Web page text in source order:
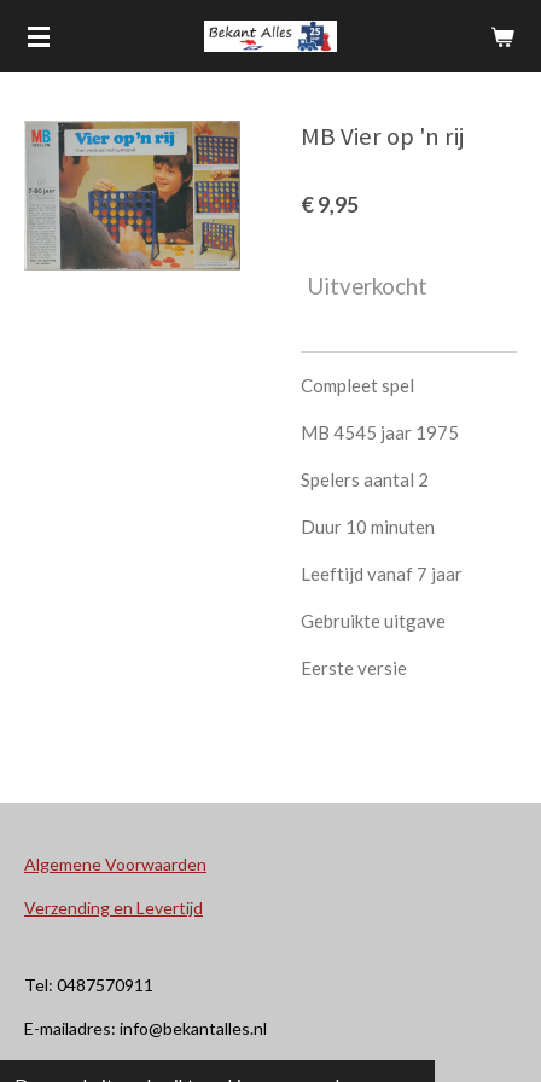
Ga
direct
hoofdinhoud
MB Vier op 'n rij
€ 9,95
Uitverkocht
Compleet spel
MB 4545 jaar 1975
Spelers aantal 2
Duur 10 minuten
Leeftijd vanaf 7 jaar
Gebruikte uitgave
Eerste versie
Algemene Voorwaarden
Verzending en Levertijd
Tel: 0487570911
E-mailadres: info@bekantalles.nl